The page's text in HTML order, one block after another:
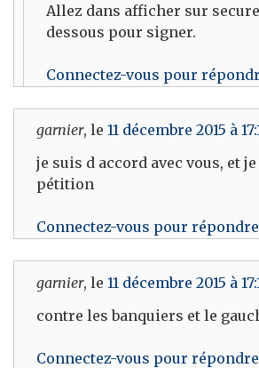
Allez dans afficher sur
dessous pour signer.
Connectez-vous pour
garnier, le 11 décembre 2015 à
je suis d accord avec vous, et
pétition
Connectez-vous pour répondre
garnier, le 11 décembre 2015 à
contre les banquiers et le
Connectez-vous pour répondre